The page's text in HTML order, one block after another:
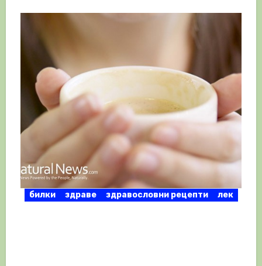
билки здраве здравословни рецепти лек